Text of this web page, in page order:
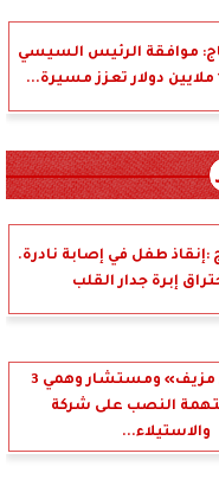
موافقة الرئيس السيسي
طفل في إصابة نادرة.
إبرة جدار القلب
حبس «لواء مزيف» ومستشار وهمي 3
النصب على شركة
والاستيلاء...